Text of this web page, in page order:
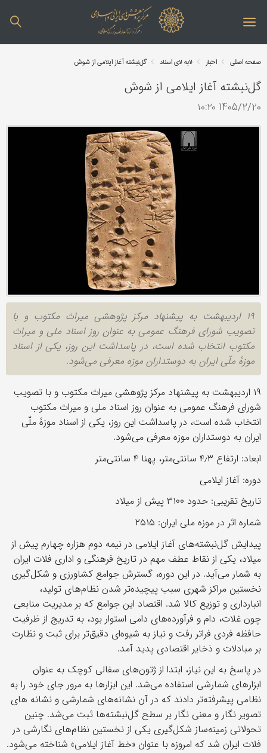
صفحه اصلی اخبار لابه لای اسناد گل‌نبشته آغاز ایلامی از شوش
گل‌نبشته آغاز ایلامی از شوش
1405/2/20 ۱۰:۲۰
۱۹ اردیبهشت به پیشنهاد مرکز پژوهشی میراث مکتوب و با
تصویب شورای فرهنگ عمومی به عنوان روز اسناد ملی و میراث
مکتوب انتخاب شده است، در پاسداشت این روز، یکی از اسناد
موزۀ ملّی ایران به دوستداران موزه معرفی می‌شود.
۱۹ اردیبهشت به پیشنهاد مرکز پژوهشی میراث مکتوب و با تصویب
شورای فرهنگ عمومی به عنوان روز اسناد ملی و میراث مکتوب
انتخاب شده است، در پاسداشت این روز، یکی از اسناد موزۀ ملّی
ایران به دوستداران موزه معرفی می‌شود.
ابعاد: ارتفاع ۴٫۳ سانتی‌متر، پهنا ۴ سانتی‌متر
دوره: آغاز ایلامی
تاریخ تقریبی: حدود ۳۱۰۰ پیش از میلاد
شماره اثر در موزه ملی ایران: ۲۵۱۵
پیدایش گل‌نبشته‌های آغاز ایلامی در نیمه دوم هزاره چهارم پیش از
میلاد، یکی از نقاط عطف مهم در تاریخ فرهنگی و اداری فلات ایران
به شمار می‌آید. در این دوره، گسترش جوامع کشاورزی و شکل‌گیری
نخستین مراکز شهری سبب پیچیده‌تر شدن نظام‌های تولید،
انبارداری و توزیع کالا شد. اقتصاد این جوامع که بر مدیریت منابعی
چون غلات، دام و فرآورده‌های دامی استوار بود، به تدریج از ظرفیت
حافظه فردی فراتر رفت و نیاز به شیوه‌ای دقیق‌تر برای ثبت و نظارت
بر مبادلات و ذخایر اقتصادی پدید آمد.
در پاسخ به این نیاز، ابتدا از ژتون‌های سفالی کوچک به عنوان
ابزارهای شمارشی استفاده می‌شد. این ابزارها به مرور جای خود را به
نظامی پیشرفته‌تر دادند که در آن نشانه‌های شمارشی و نشانه های
تصویر نگار و معنی نگار بر سطح گل‌نبشته‌ها ثبت می‌شد. چنین
تحولاتی زمینه‌ساز شکل‌گیری یکی از نخستین نظام‌های نگارشی در
فلات ایران شد که امروزه با عنوان «خط آغاز ایلامی» شناخته می‌شود.